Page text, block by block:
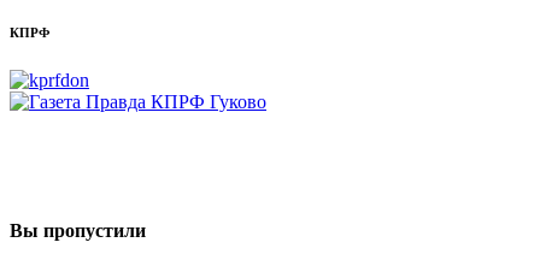
КПРФ
Вы пропустили